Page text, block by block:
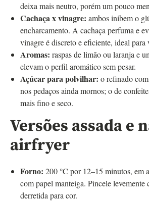
deixa mais neutro, porém um pouco
Cachaça x vinagre: ambos inibem o
encharcamento. A cachaça perfuma e
vinagre é discreto e eficiente, ideal para
Aromas: raspas de limão ou laranja e
elevam o perfil aromático sem pesar.
Açúcar para polvilhar: o refinado
nos pedaços ainda mornos; o de
mais fino e seco.
Versões assada e
airfryer
Forno: 200 °C por 12–15 minutos, em
com papel manteiga. Pincele levemente
derretida para cor.